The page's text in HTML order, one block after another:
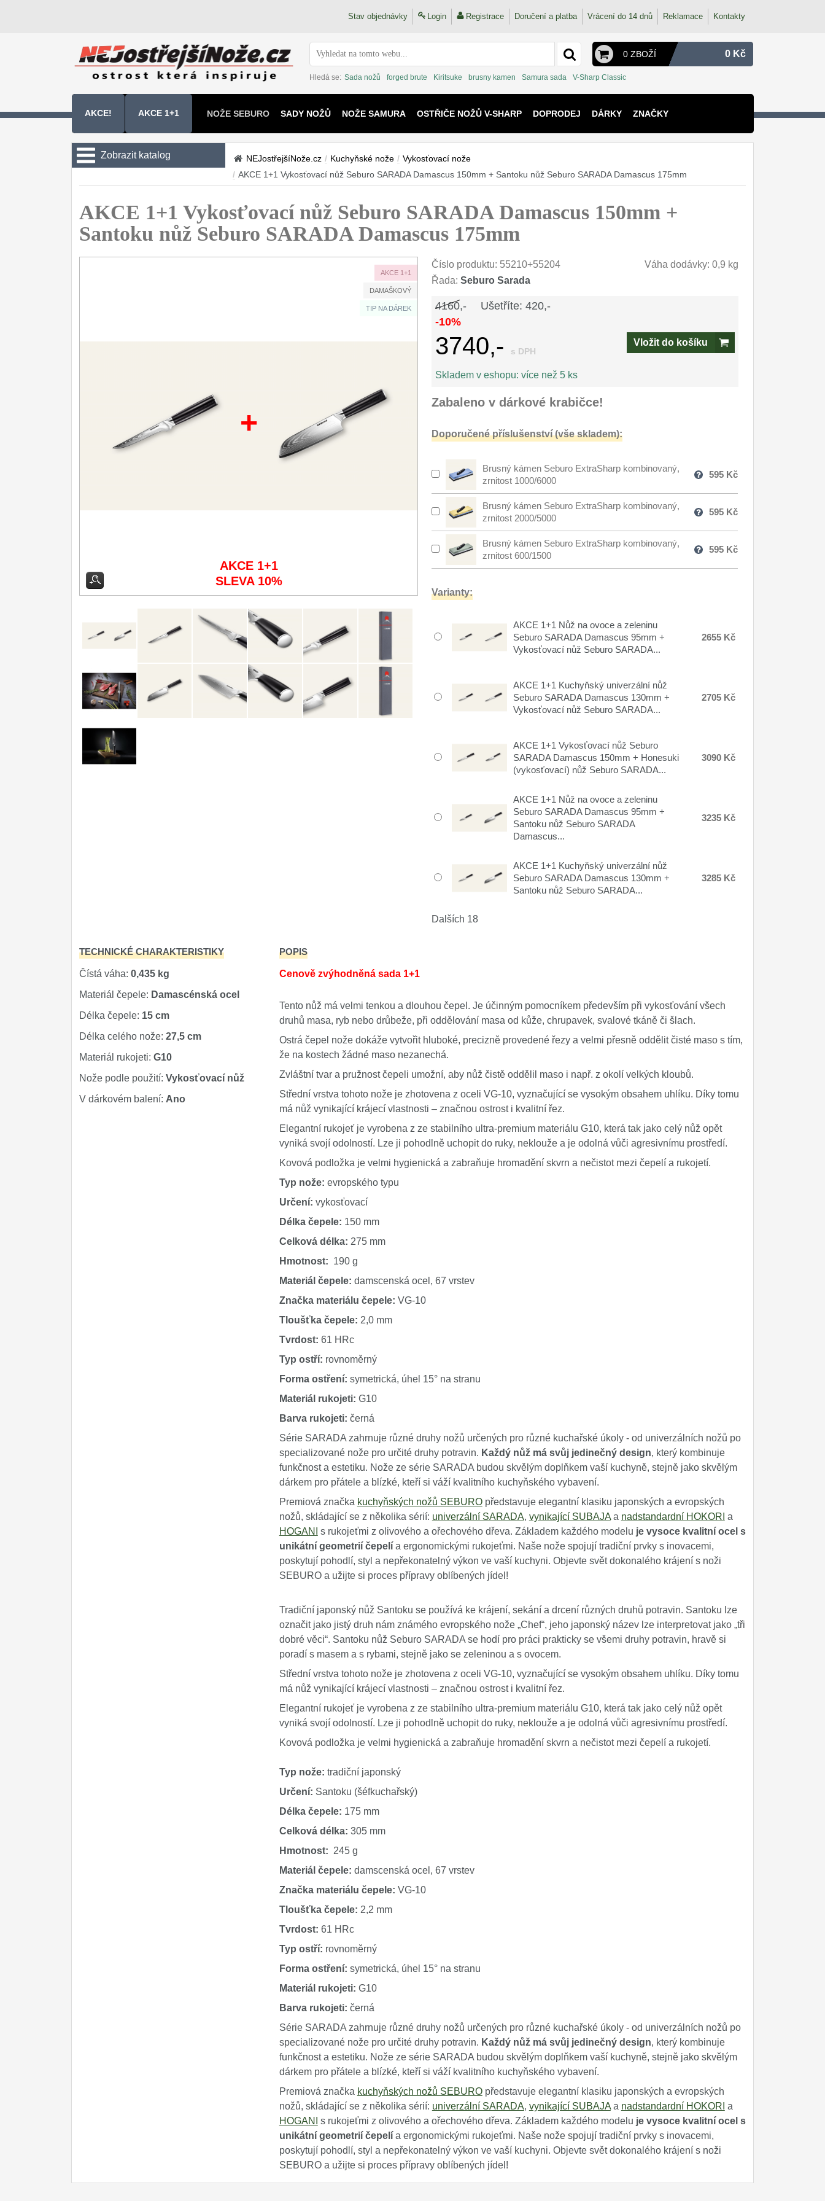
Stav objednávky Login Registrace Doručení a platba Vrácení do 14 dnů Reklamace Kontakty
0 ZBOŽÍ 0 Kč
Hledá se: Sada nožů forged brute Kiritsuke brusny kamen Samura sada V-Sharp Classic
AKCE! AKCE 1+1 NOŽE SEBURO SADY NOŽŮ NOŽE SAMURA OSTŘIČE NOŽŮ V-SHARP DOPRODEJ DÁRKY ZNAČKY
Zobrazit katalog
Sady kuchyňských nožů
Šéfkuchařské nože 30
Univerzální nože 50
41
Steakové nože
Kuchyňské příslušenství
Nože s pevnou čepelí
Ostření nožů
Nože SEBURO
Nože Samura
NEJostřejšíNože.cz / Kuchyňské nože / Vykosťovací nože
/ AKCE 1+1 Vykosťovací nůž Seburo SARADA Damascus 150mm + Santoku nůž Seburo SARADA Damascus 175mm
AKCE 1+1 Vykosťovací nůž Seburo SARADA Damascus 150mm +
Santoku nůž Seburo SARADA Damascus 175mm
AKCE 1+1
DAMAŠKOVÝ
TIP NA DÁREK
+
AKCE 1+1
SLEVA 10%
Číslo produktu: 55210+55204
Váha dodávky: 0,9 kg
Řada: Seburo Sarada
4160,- Ušetříte: 420,-
-10%
3740,- s DPH
Vložit do košíku
Skladem v eshopu: více než 5 ks
Zabaleno v dárkové krabičce!
Doporučené příslušenství (vše skladem):
Brusný kámen Seburo ExtraSharp kombinovaný,
zrnitost 1000/6000
595 Kč
Brusný kámen Seburo ExtraSharp kombinovaný,
zrnitost 2000/5000
595 Kč
Brusný kámen Seburo ExtraSharp kombinovaný,
zrnitost 600/1500
595 Kč
Varianty:
AKCE 1+1 Nůž na ovoce a zeleninu
Seburo SARADA Damascus 95mm +
Vykosťovací nůž Seburo SARADA...
2655 Kč
AKCE 1+1 Kuchyňský univerzální nůž
Seburo SARADA Damascus 130mm +
Vykosťovací nůž Seburo SARADA...
2705 Kč
AKCE 1+1 Vykosťovací nůž Seburo
SARADA Damascus 150mm + Honesuki
(vykosťovací) nůž Seburo SARADA...
3090 Kč
AKCE 1+1 Nůž na ovoce a zeleninu
Seburo SARADA Damascus 95mm +
Santoku nůž Seburo SARADA
Damascus...
3235 Kč
AKCE 1+1 Kuchyňský univerzální nůž
Seburo SARADA Damascus 130mm +
Santoku nůž Seburo SARADA...
3285 Kč
Dalších 18
TECHNICKÉ CHARAKTERISTIKY
Čístá váha: 0,435 kg
Materiál čepele: Damascénská ocel
Délka čepele: 15 cm
Délka celého nože: 27,5 cm
Materiál rukojeti: G10
Nože podle použití: Vykosťovací nůž
V dárkovém balení: Ano
POPIS
Cenově zvýhodněná sada 1+1
Tento nůž má velmi tenkou a dlouhou čepel. Je účinným pomocníkem především při vykosťování všech
druhů masa, ryb nebo drůbeže, při oddělování masa od kůže, chrupavek, svalové tkáně či šlach.
Ostrá čepel nože dokáže vytvořit hluboké, precizně provedené řezy a velmi přesně oddělit čisté maso s tím,
že na kostech žádné maso nezanechá.
Zvláštní tvar a pružnost čepeli umožní, aby nůž čistě oddělil maso i např. z okolí velkých kloubů.
Střední vrstva tohoto nože je zhotovena z oceli VG-10, vyznačující se vysokým obsahem uhlíku. Díky tomu
má nůž vynikající krájecí vlastnosti – značnou ostrost i kvalitní řez.
Elegantní rukojeť je vyrobena z ze stabilního ultra-premium materiálu G10, která tak jako celý nůž opět
vyniká svojí odolností. Lze ji pohodlně uchopit do ruky, neklouže a je odolná vůči agresivnímu prostředí.
Kovová podložka je velmi hygienická a zabraňuje hromadění skvrn a nečistot mezi čepelí a rukojetí.
Typ nože: evropského typu
Určení: vykosťovací
Délka čepele: 150 mm
Celková délka: 275 mm
Hmotnost: 190 g
Materiál čepele: damscenská ocel, 67 vrstev
Značka materiálu čepele: VG-10
Tloušťka čepele: 2,0 mm
Tvrdost: 61 HRc
Typ ostří: rovnoměrný
Forma ostření: symetrická, úhel 15° na stranu
Materiál rukojeti: G10
Barva rukojeti: černá
Série SARADA zahrnuje různé druhy nožů určených pro různé kuchařské úkoly - od univerzálních nožů po
specializované nože pro určité druhy potravin. Každý nůž má svůj jedinečný design, který kombinuje
funkčnost a estetiku. Nože ze série SARADA budou skvělým doplňkem vaší kuchyně, stejně jako skvělým
dárkem pro přátele a blízké, kteří si váží kvalitního kuchyňského vybavení.
Premiová značka kuchyňských nožů SEBUROpředstavuje elegantní klasiku japonských a evropských
nožů, skládající se z několika sérií: univerzální SARADA, vynikající SUBAJAa nadstandardní HOKORI a
HOGANI
s rukojeťmi z olivového a ořechového dřeva. Základem každého modelu je vysoce kvalitní ocel s
unikátní geometrií čepelía ergonomickými rukojeťmi. Naše nože spojují tradiční prvky s inovacemi,
poskytují pohodlí, styl a nepřekonatelný výkon ve vaší kuchyni. Objevte svět dokonalého krájení s noži
SEBURO a užijte si proces přípravy oblíbených jídel!
Tradiční japonský nůž Santoku se používá ke krájení, sekání a drcení různých druhů potravin. Santoku lze
označit jako jistý druh nám známého evropského nože „Chef“, jeho japonský název lze interpretovat jako „tři
dobré věci“. Santoku nůž Seburo SARADA se hodí pro práci prakticky se všemi druhy potravin, hravě si
poradí s masem a s rybami, stejně jako se zeleninou a s ovocem.
Střední vrstva tohoto nože je zhotovena z oceli VG-10, vyznačující se vysokým obsahem uhlíku. Díky tomu
má nůž vynikající krájecí vlastnosti – značnou ostrost i kvalitní řez.
Elegantní rukojeť je vyrobena z ze stabilního ultra-premium materiálu G10, která tak jako celý nůž opět
vyniká svojí odolností. Lze ji pohodlně uchopit do ruky, neklouže a je odolná vůči agresivnímu prostředí.
Kovová podložka je velmi hygienická a zabraňuje hromadění skvrn a nečistot mezi čepelí a rukojetí.
Typ nože: tradiční japonský
Určení: Santoku (šéfkuchařský)
Délka čepele: 175 mm
Celková délka: 305 mm
Hmotnost: 245 g
Materiál čepele: damscenská ocel, 67 vrstev
Značka materiálu čepele: VG-10
Tloušťka čepele: 2,2 mm
Tvrdost: 61 HRc
Typ ostří: rovnoměrný
Forma ostření: symetrická, úhel 15° na stranu
Materiál rukojeti: G10
Barva rukojeti: černá
Série SARADA zahrnuje různé druhy nožů určených pro různé kuchařské úkoly - od univerzálních nožů po
specializované nože pro určité druhy potravin. Každý nůž má svůj jedinečný design, který kombinuje
funkčnost a estetiku. Nože ze série SARADA budou skvělým doplňkem vaší kuchyně, stejně jako skvělým
dárkem pro přátele a blízké, kteří si váží kvalitního kuchyňského vybavení.
Premiová značka kuchyňských nožů SEBUROpředstavuje elegantní klasiku japonských a evropských
nožů, skládající se z několika sérií: univerzální SARADA, vynikající SUBAJAa nadstandardní HOKORI a
HOGANI
s rukojeťmi z olivového a ořechového dřeva. Základem každého modelu je vysoce kvalitní ocel s
unikátní geometrií čepelía ergonomickými rukojeťmi. Naše nože spojují tradiční prvky s inovacemi,
poskytují pohodlí, styl a nepřekonatelný výkon ve vaší kuchyni. Objevte svět dokonalého krájení s noži
SEBURO a užijte si proces přípravy oblíbených jídel!